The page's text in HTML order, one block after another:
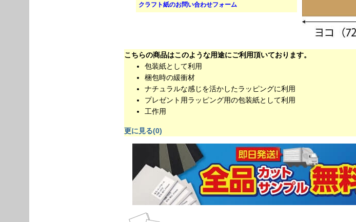
クラフト紙のお問い合わせフォーム
こちらの商品はこのような用途にご利用頂いております。
包装紙として利用
梱包時の緩衝材
ナチュラルな感じを活かしたラッピングに利用
プレゼント用ラッピング用の包装紙として利用
工作用
更に見る(0)